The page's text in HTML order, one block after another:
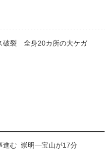
破裂 全身20カ所の大ケガ
進む 崇明―宝山が17分